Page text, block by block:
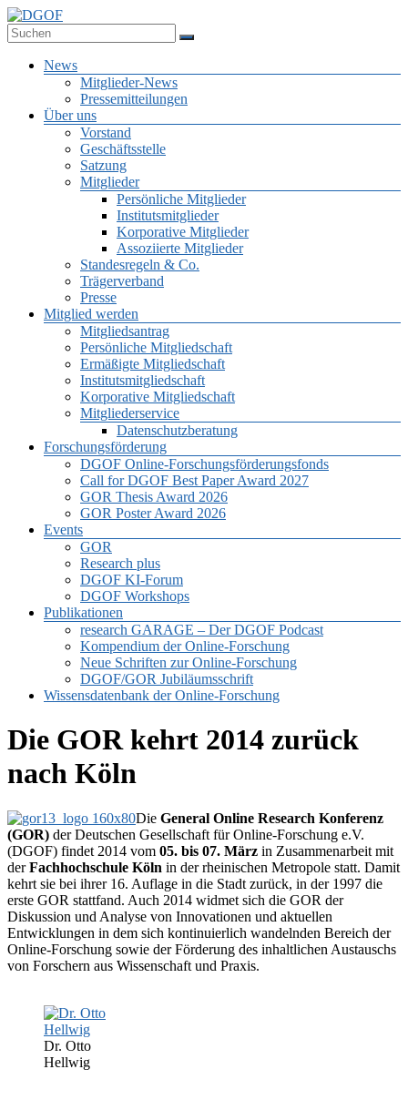
Zum
Inhalt
springen
Deutsche Gesellschaft für Online-Forschung e.V.
Menü
News
Mitglieder-News
Pressemitteilungen
Über uns
Vorstand
Geschäftsstelle
Satzung
Mitglieder
Persönliche Mitglieder
Institutsmitglieder
Korporative Mitglieder
Assoziierte Mitglieder
Standesregeln & Co.
Trägerverband
Presse
Mitglied werden
Mitgliedsantrag
Persönliche Mitgliedschaft
Ermäßigte Mitgliedschaft
Institutsmitgliedschaft
Korporative Mitgliedschaft
Mitgliederservice
Datenschutzberatung
Forschungsförderung
DGOF Online-Forschungsförderungsfonds
Call for DGOF Best Paper Award 2027
GOR Thesis Award 2026
GOR Poster Award 2026
Events
GOR
Research plus
DGOF KI-Forum
DGOF Workshops
Publikationen
research GARAGE – Der DGOF Podcast
Kompendium der Online-Forschung
Neue Schriften zur Online-Forschung
DGOF/GOR Jubiläumsschrift
Wissensdatenbank der Online-Forschung
Die GOR kehrt 2014 zurück
nach Köln
Die General Online Research Konferenz
(GOR) der Deutschen Gesellschaft für Online-Forschung e.V.
(DGOF) findet 2014 vom 05. bis 07. März in Zusammenarbeit mit
derFachhochschule Köln in der rheinischen Metropole statt. Damit
kehrt sie bei ihrer 16. Auflage in die Stadt zurück, in der 1997 die
erste GOR stattfand. Auch 2014 widmet sich die GOR der
Diskussion und Analyse von Innovationen und aktuellen
Entwicklungen in dem sich kontinuierlich wandelnden Bereich der
Online-Forschung sowie der Förderung des inhaltlichen Austauschs
von Forschern aus Wissenschaft und Praxis.
Dr. Otto
Hellwig